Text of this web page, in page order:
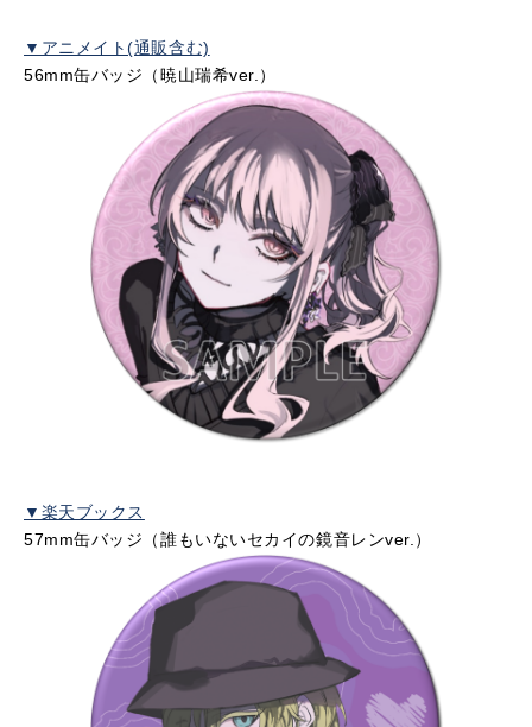
▼アニメイト(通販含む)
56mm缶バッジ（暁山瑞希ver. ）
▼楽天ブックス
57mm缶バッジ（誰もいないセカイの鏡音レンver.）